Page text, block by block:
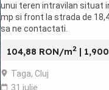
unui teren intravilan situat
mp si front la strada de
sa ne contactati.
104,88 RON/m2 |
Taga, Cluj
31 iulie